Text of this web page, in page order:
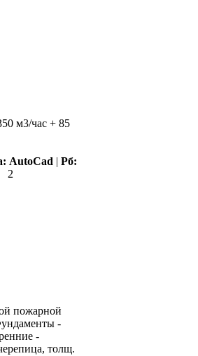
м3/час + 85
AutoCad | Рб:
2
пожарной
-
-
толщ.